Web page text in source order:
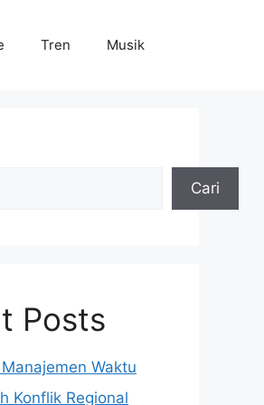
Tren Musik
Cari
Posts
Waktu
Konflik Regional